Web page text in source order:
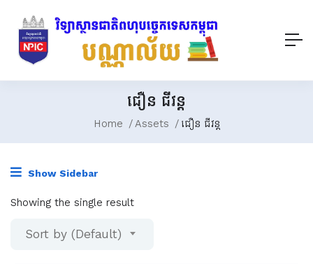
ជឿន ជីវន្ត
Home Assets ជឿន ជីវន្ត
Show Sidebar
Showing the single result
Sort by (Default)